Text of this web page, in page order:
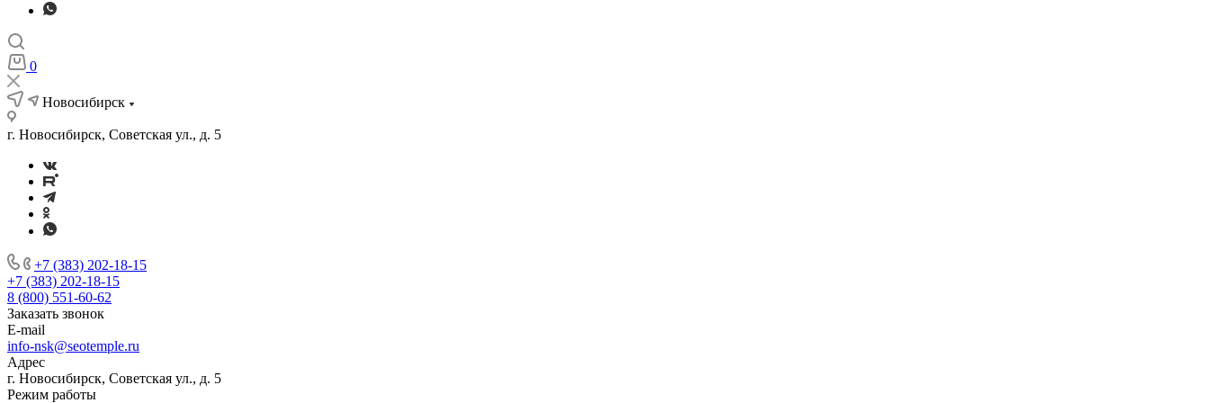
0
Новосибирск
г. Новосибирск, Советская ул., д. 5
+7 (383) 202-18-15
+7 (383) 202-18-15
8 (800) 551-60-62
Заказать звонок
E-mail
info-nsk@seotemple.ru
Адрес
г. Новосибирск, Советская ул., д. 5
Режим работы